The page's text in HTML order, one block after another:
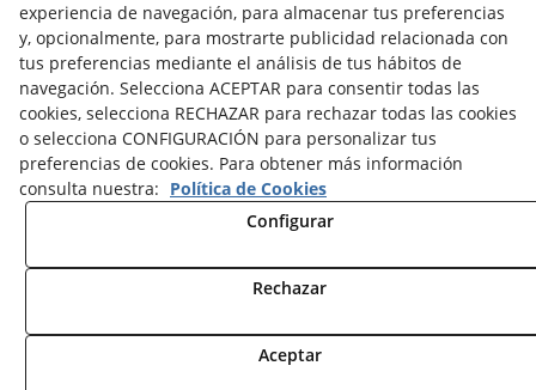
Condiciones de compra
Derecho de desestimiento
Política de Privacidad
Política de cookies
experiencia de navegación, para almacenar tus preferencias
y, opcionalmente, para mostrarte publicidad relacionada con
tus preferencias mediante el análisis de tus hábitos de
navegación. Selecciona ACEPTAR para consentir todas las
cookies, selecciona RECHAZAR para rechazar todas las cookies
o selecciona CONFIGURACIÓN para personalizar tus
preferencias de cookies. Para obtener más información
consulta nuestra: Política de Cookies
Configurar
Rechazar
Aceptar